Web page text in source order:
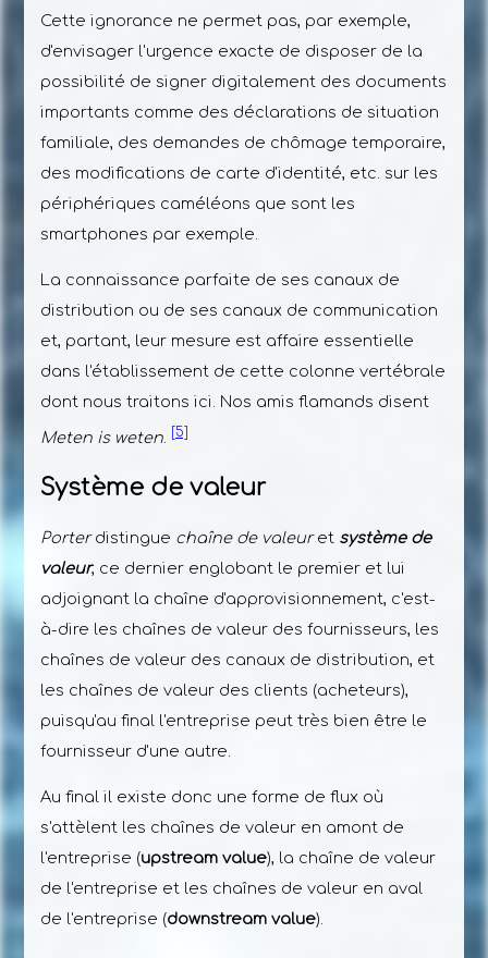
Cette ignorance ne permet pas, par exemple,
d'envisager l'urgence exacte de disposer de la
possibilité de signer digitalement des documents
importants comme des déclarations de situation
familiale, des demandes de chômage temporaire,
des modifications de carte d'identité, etc. sur les
périphériques caméléons que sont les
smartphones par exemple.
La connaissance parfaite de ses canaux de
distribution ou de ses canaux de communication
et, partant, leur mesure est affaire essentielle
dans l'établissement de cette colonne vertébrale
dont nous traitons ici. Nos amis flamands disent
Meten is weten. [5]
Système de valeur
Porterdistingue chaîne de valeuret système de
valeur, ce dernier englobant le premier et lui
adjoignant la chaîne d'approvisionnement, c'est-
à-dire les chaînes de valeur des fournisseurs, les
chaînes de valeur des canaux de distribution, et
les chaînes de valeur des clients (acheteurs),
puisqu'au final l'entreprise peut très bien être le
fournisseur d'une autre.
Au final il existe donc une forme de flux où
s'attèlent les chaînes de valeur en amont de
l'entreprise (upstream value), la chaîne de valeur
de l'entreprise et les chaînes de valeur en aval
de l'entreprise (downstream value).